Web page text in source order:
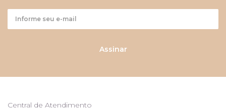
Assinar
Central de Atendimento